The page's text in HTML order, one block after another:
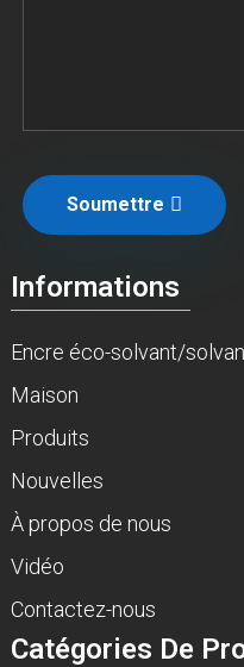
Soumettre
Informations
Encre éco-solvant/
Maison
Produits
Nouvelles
À propos de nous
Vidéo
Contactez-nous
Catégories De